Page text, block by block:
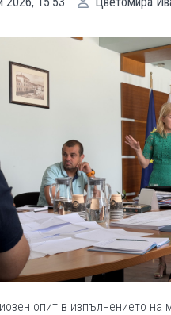
опит в изпълнението на